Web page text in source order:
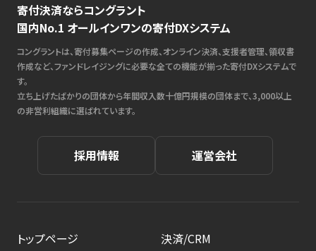
寄付決済ならコングラント
国内No.1 オールインワンの寄付DXシステム
コングラントは、寄付募集ページの作成、オンライン決済、支援者管理、領収書
作成など、ファンドレイジングに必要な全ての機能が揃った寄付DXシステムで
す。
立ち上げたばかりの団体から年間収入数十億円規模の団体まで、3,000以上
の非営利組織に選ばれています。
採用情報 運営会社
トップページ
決済/CRM